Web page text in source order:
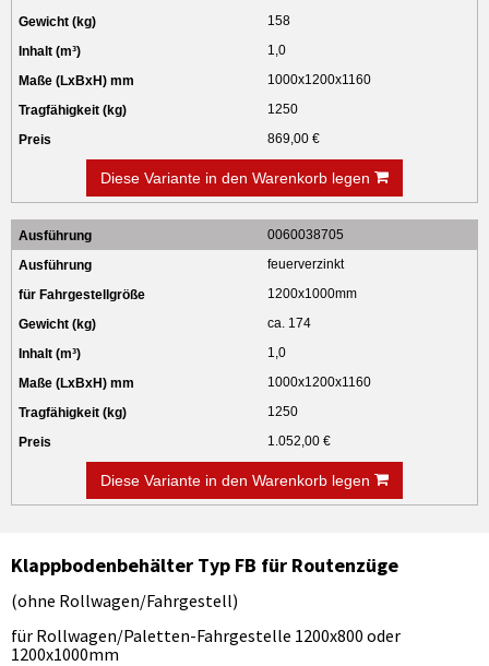
158
1,0
1000x1200x1160
1250
869,00 €
Diese Variante in den Warenkorb legen
0060038705
feuerverzinkt
1200x1000mm
ca. 174
1,0
1000x1200x1160
1250
1.052,00 €
Diese Variante in den Warenkorb legen
Klappbodenbehälter Typ FB für Routenzüge
(ohne Rollwagen/Fahrgestell)
für Rollwagen/Paletten-Fahrgestelle 1200x800 oder
1200x1000mm